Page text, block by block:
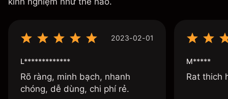
2023-02-01
L*************
Rõ ràng, minh bạch, nhanh
chóng, dễ dùng, chi phí rẻ.
M*****
Rat thich